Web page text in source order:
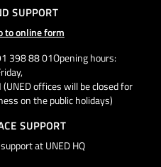
SUPPORT
to online form
398 88 01Opening hours:
offices will be closed for
on the public holidays)
SUPPORT
at UNED HQ